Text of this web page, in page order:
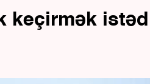
keçirmək